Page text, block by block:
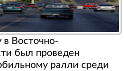
Восточно-
был проведен
ралли среди